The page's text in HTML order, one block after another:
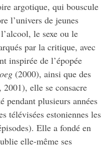
argotique, qui bouscule
l’univers de jeunes
le sexe ou le
par la critique, avec
inspirée de l’épopée
(2000), ainsi que des
, 2001), elle se consacre
pendant plusieurs années
télévisées estoniennes les
Elle a fondé en
elle-même ses